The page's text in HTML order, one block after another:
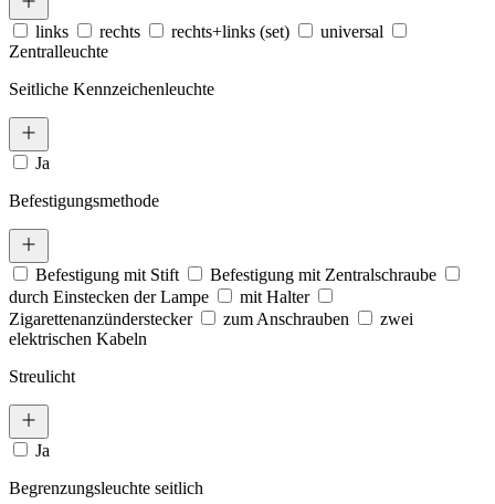
links rechts rechts+links (set)
universal
Zentralleuchte
Seitliche Kennzeichenleuchte
Ja
Befestigungsmethode
Befestigung mit Stift
Befestigung mit Zentralschraube
durch Einstecken der Lampe
mit Halter
Zigarettenanzünderstecker
zum Anschrauben
zwei
elektrischen Kabeln
Streulicht
Ja
Begrenzungsleuchte seitlich